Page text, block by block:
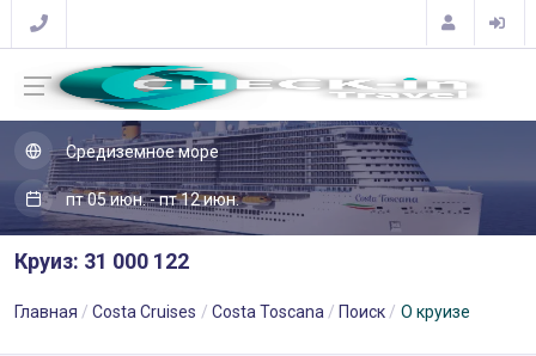
Средиземное море
пт 05 июн. - пт 12 июн.
Круиз: 31 000 122
Главная Costa Cruises Costa Toscana Поиск О круизе